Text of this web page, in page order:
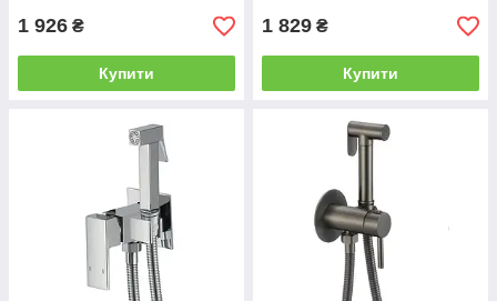
1 926 ₴
Купити
1 829 ₴
Купити